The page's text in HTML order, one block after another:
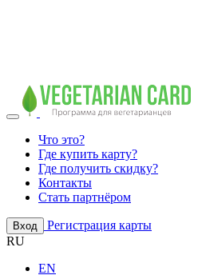
Что это?
Где купить карту?
Где получить скидку?
Контакты
Стать партнёром
Вход
Регистрация карты
RU
EN